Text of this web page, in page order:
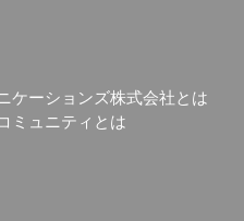
ケーションズ株式会社とは
ミュニティとは